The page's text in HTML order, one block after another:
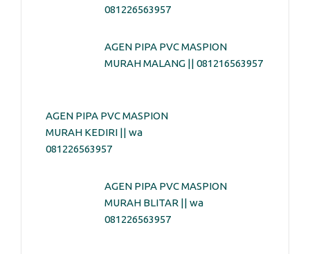
081226563957
AGEN PIPA PVC MASPION
MURAH MALANG || 081216563957
AGEN PIPA PVC MASPION
MURAH KEDIRI || wa
081226563957
AGEN PIPA PVC MASPION
MURAH BLITAR || wa
081226563957